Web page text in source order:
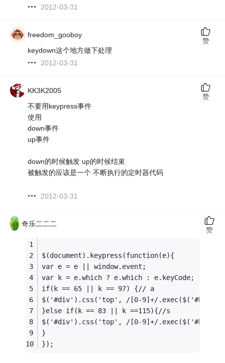
2012-03-31
freedom_gooboy
keydown这个地方做下处理
2012-03-31
赞
KK3K2005
不要用keypress事件
使用
down事件
up事件
down的时候触发 up的时候结束
被触发的应该是一个 不断执行的定时器代码
2012-03-31
赞
奇乐二二二
$(document).keypress(function(e){
var e = e || window.event;
var k = e.which ? e.which : e.keyCode;
if(k == 65 || k == 97) {// a
$('#div').css('top', /[0-9]+/
}else if(k == 83 || k ==115){//s
$('#div').css('top', /[0-9]+/
}
});
赞